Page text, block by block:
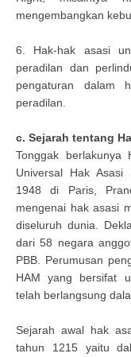
mengembangkan
6. Hak-hak asasi
peradilan dan
pengaturan dalam
peradilan.
c. Sejarah tentang
Tonggak berlakunya
Universal Hak Asasi
1948 di Paris,
mengenai hak asasi
diseluruh dunia.
dari 58 negara
PBB. Perumusan
HAM yang bersifat
telah berlangsung
Sejarah awal hak
tahun 1215 yaitu